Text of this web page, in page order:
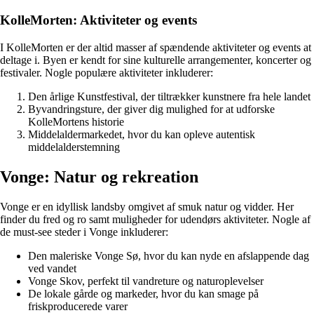
KolleMorten: Aktiviteter og events
I KolleMorten er der altid masser af spændende aktiviteter og events at
deltage i. Byen er kendt for sine kulturelle arrangementer, koncerter og
festivaler. Nogle populære aktiviteter inkluderer:
Den årlige Kunstfestival, der tiltrækker kunstnere fra hele landet
Byvandringsture, der giver dig mulighed for at udforske
KolleMortens historie
Middelaldermarkedet, hvor du kan opleve autentisk
middelalderstemning
Vonge: Natur og rekreation
Vonge er en idyllisk landsby omgivet af smuk natur og vidder. Her
finder du fred og ro samt muligheder for udendørs aktiviteter. Nogle af
de must-see steder i Vonge inkluderer:
Den maleriske Vonge Sø, hvor du kan nyde en afslappende dag
ved vandet
Vonge Skov, perfekt til vandreture og naturoplevelser
De lokale gårde og markeder, hvor du kan smage på
friskproducerede varer